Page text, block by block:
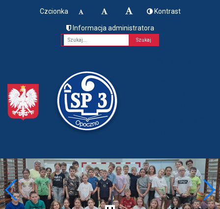
Czcionka Kontrast
Informacja administratora
Fraza